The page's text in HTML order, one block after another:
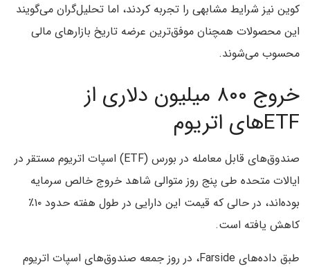
کوین نیز شرایط مشابهی را تجربه کردند، اما تحلیل‌گران می‌گویند
این محصولات همچنان موفق‌ترین عرضه تاریخ بازارهای مالی
محسوب می‌شوند.
خروج ۸۰۰ میلیون دلاری از
ETFهای اتریوم
صندوق‌های قابل معامله در بورس (ETF) اسپات اتریوم مستقر در
ایالات متحده طی پنج روز متوالی شاهد خروج خالص سرمایه
بوده‌اند، در حالی که قیمت این دارایی در طول هفته حدود ۱۰٪
کاهش یافته است.
طبق داده‌های Farside، در روز جمعه صندوق‌های اسپات اتریوم